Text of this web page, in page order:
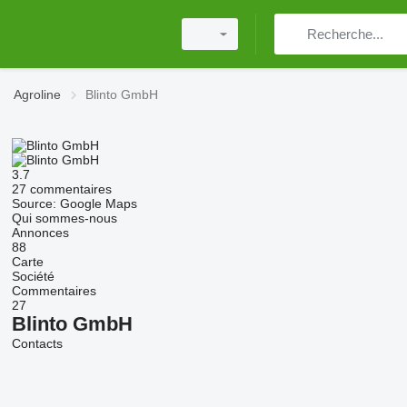
Agroline Blinto GmbH
3.7
27 commentaires
Source: Google Maps
Qui sommes-nous
Annonces
88
Carte
Société
Commentaires
27
Blinto GmbH
Contacts